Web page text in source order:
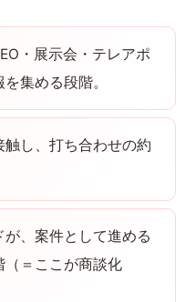
・展示会・テレアポ
集める段階。
触し、打ち合わせの約
、案件として進める
（＝ここが商談化